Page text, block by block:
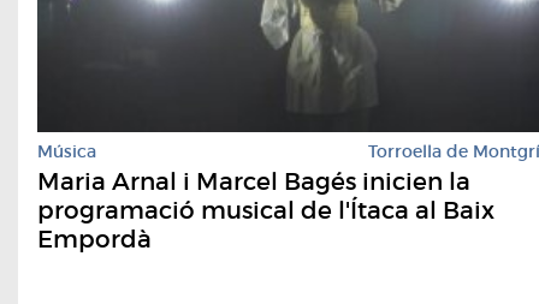
Música Torroella de Montgrí
Maria Arnal i Marcel Bagés inicien la
programació musical de l'Ítaca al Baix
Empordà